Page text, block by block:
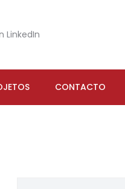
LinkedIn
CONTACTO